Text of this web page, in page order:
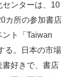
センターは、10
カ所の参加書店
ト「Taiwan
る。日本の市場
好きで、書店